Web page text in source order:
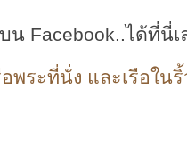
น Facebook..ได้ที่นี่เ
พระที่นั่ง และเรือใน